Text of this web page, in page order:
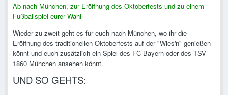
Ab nach München, zur Eröffnung des Oktoberfests und zu einem
Fußballspiel eurer Wahl
Wieder zu zweit geht es für euch nach München, wo ihr die
Eröffnung des traditionellen Oktoberfests auf der "Wies'n" genießen
könnt und euch zusätzlich ein Spiel des FC Bayern oder des TSV
1860 München ansehen könnt.
UND SO GEHTS: